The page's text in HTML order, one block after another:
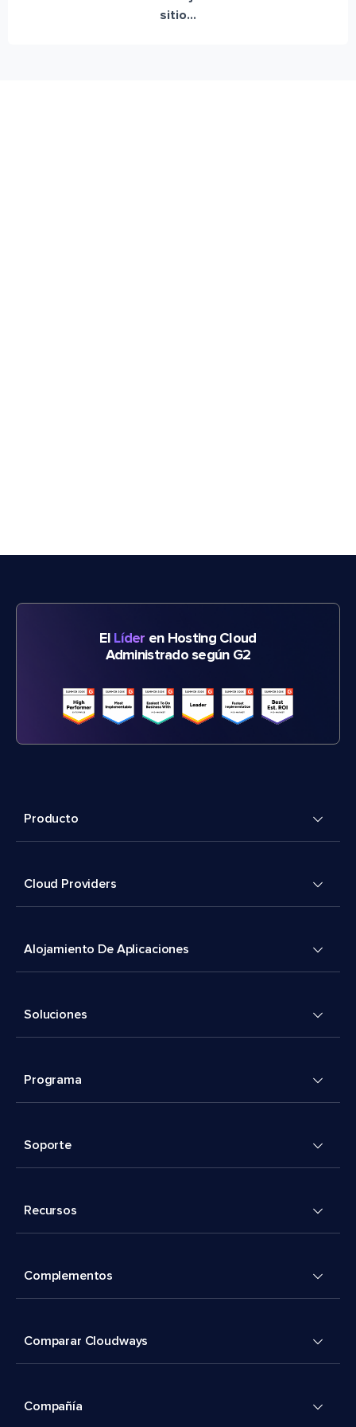
sitio...
El Líder en Hosting Cloud
Administrado según G2
Producto
Cloud Providers
Alojamiento De Aplicaciones
Soluciones
Programa
Soporte
Recursos
Complementos
Comparar Cloudways
Compañía